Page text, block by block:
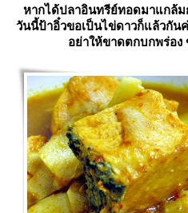
หากได้ปลาอินทรีย์ทอดมาแกล้ม
วันนี้ป้าอิ๋วขอเป็นไข่ดาวก็แล้วกัน
อย่าให้ขาดตกบกพร่อง